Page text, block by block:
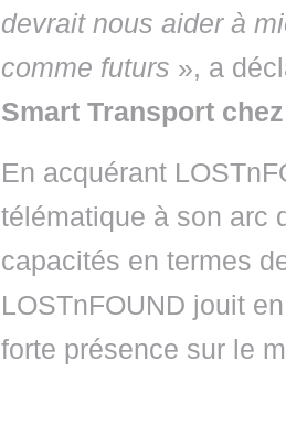
devrait nous aider à
comme futurs », a
Smart Transport
En acquérant
télématique à son arc
capacités en termes
LOSTnFOUND jouit
forte présence sur le